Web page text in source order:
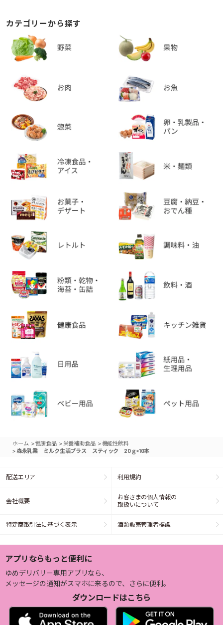
カテゴリーから探す
ホーム >健康食品 > 栄養補助食品 >機能性飲料
> 森永乳業 ミルク生活プラス スティック 20ｇ×10本
配送エリア 利用規約
会社概要
お客さまの個人情報の
取扱いについて
特定商取引法に基づく表示 酒類販売管理者標識
アプリならもっと便利に
ゆめデリバリー専用アプリなら、
メッセージの通知がスマホに来るので、さらに便利。
ダウンロードはこちら